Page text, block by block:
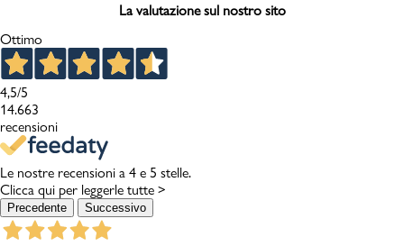
La valutazione sul nostro sito
Ottimo
4,5/5
14.663
recensioni
Le nostre recensioni a 4 e 5 stelle.
Clicca qui per leggerle tutte >
Precedente Successivo